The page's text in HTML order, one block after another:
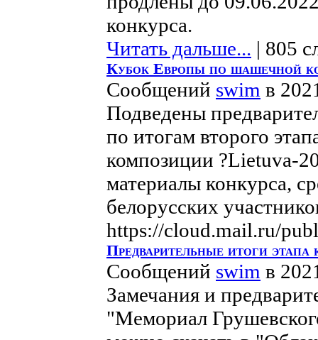
конкурса.
Читать дальше... | 805
Кубок Европы по шашечной
Сообщений swim в
Подведены
по итогам второго
композиции ?Lietuva-
материалы конкурса,
белорусских
https://cloud.mail.ru/
Предварительные итоги
Сообщений swim в
Замечания и
"Мемориал